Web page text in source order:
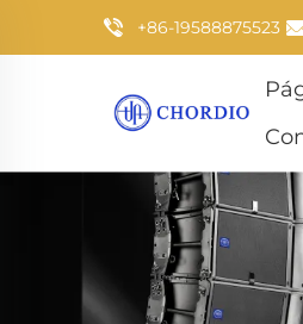
+86-19588875523